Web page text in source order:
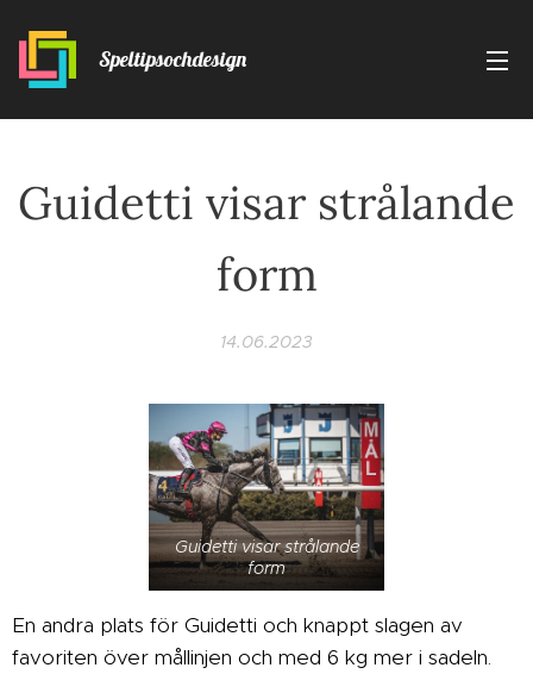
Speltipsochdesign
Guidetti visar strålande
form
14.06.2023
Guidetti visar strålande
form
En andra plats för Guidetti och knappt slagen av
favoriten över mållinjen och med 6 kg mer i sadeln.